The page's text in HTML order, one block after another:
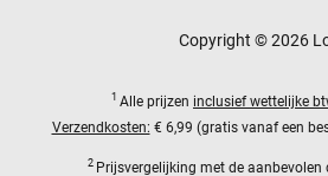
Copyright © 2026
1 Alle prijzen inclusief wettelijke
Verzendkosten: € 6,99 (gratis vanaf een
2 Prijsvergelijking met de aanbevolen